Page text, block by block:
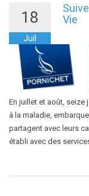
18
Juil
Vie
En juillet et août,
à la maladie,
partagent avec leurs
établi avec des